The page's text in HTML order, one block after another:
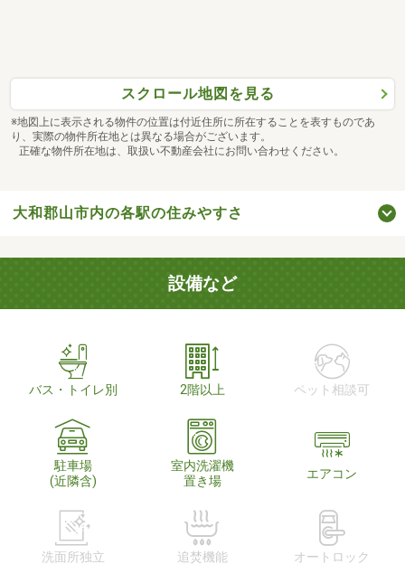
スクロール地図を見る
※地図上に表示される物件の位置は付近住所に所在することを表すものであ
り、実際の物件所在地とは異なる場合がございます。
正確な物件所在地は、取扱い不動産会社にお問い合わせください。
大和郡山市内の各駅の住みやすさ
設備など
バス・トイレ別 2階以上 ペット相談可
駐車場
(近隣含)
室内洗濯機
置き場
エアコン
洗面所独立 追焚機能 オートロック